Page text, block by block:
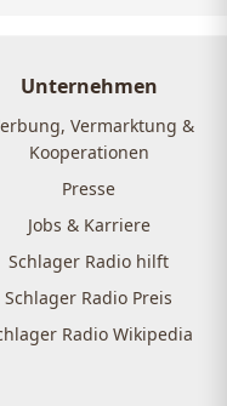
Unternehmen
Vermarktung &
Kooperationen
Presse
Jobs & Karriere
Schlager Radio hilft
Schlager Radio Preis
Radio Wikipedia